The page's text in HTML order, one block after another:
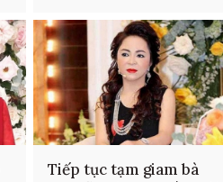
Tiếp tục tạm giam bà